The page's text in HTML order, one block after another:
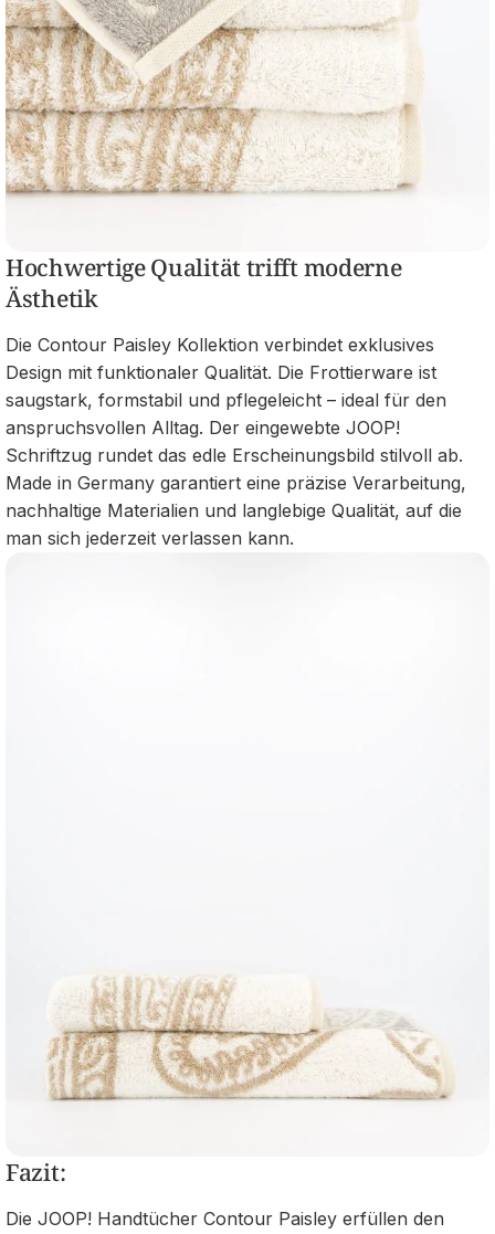
Hochwertige Qualität trifft moderne
Ästhetik
Die Contour Paisley Kollektion verbindet exklusives
Design mit funktionaler Qualität. Die Frottierware ist
saugstark, formstabil und pflegeleicht – ideal für den
anspruchsvollen Alltag. Der eingewebte JOOP!
Schriftzug rundet das edle Erscheinungsbild stilvoll ab.
Made in Germany garantiert eine präzise Verarbeitung,
nachhaltige Materialien und langlebige Qualität, auf die
man sich jederzeit verlassen kann.
Fazit:
Die JOOP! Handtücher Contour Paisley erfüllen den